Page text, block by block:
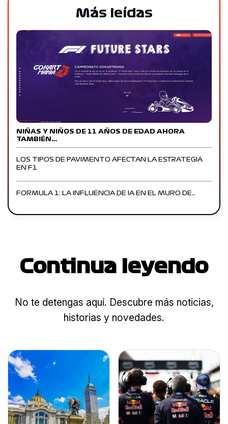
Más leídas
NIÑAS Y NIÑOS DE 11 AÑOS DE EDAD AHORA
TAMBIÉN…
LOS TIPOS DE PAVIMENTO AFECTAN LA ESTRATEGIA
EN F1
FORMULA 1: LA INFLUENCIA DE IA EN EL MURO DE…
Continua leyendo
No te detengas aquí. Descubre más noticias,
historias y novedades.